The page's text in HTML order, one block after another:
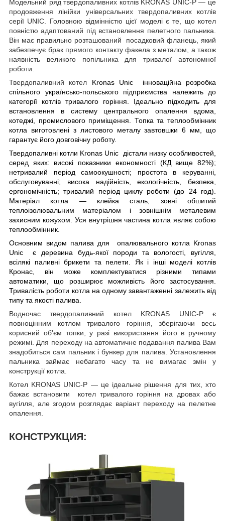
Модельний ряд твердопаливних котлів KRONAS UNIC-P — це
продовження лінійки універсальних твердопаливних котлів
серії UNIC. Головною відмінністю цієї моделі є те, що котел
повністю адаптований під встановлення пелетного пальника.
Він має правильно розташований посадковий фланець, який
забезпечує брак прямого контакту факела з металом, а також
наявність великого попільника для тривалої автономної
роботи.
Твердопаливний котел Kronas Unic
інноваційна розробка
спільного українсько-польського підприємства належить до
категорії котлів тривалого горіння. Ідеально підходить для
встановлення в систему центрального опалення вдома,
котеджі, промислового приміщення. Топка та теплообмінник
котла виготовлені з листового металу завтовшки 6 мм, що
гарантує його довговічну роботу.
Твердопаливні котли Kronas Unic дістали низку особливостей,
серед яких: високі показники економності (КД вище 82%);
нетривалий період самоокушності; простота в керуванні,
обслуговуванні; висока надійність, екологічність, безпека,
ергономічність; тривалий період циклу роботи (до 24 год).
Матеріал котла — клейка сталь, зовні обшитий
теплоізолювальним матеріалом і зовнішнім металевим
захисним кожухом. Уся внутрішня частина котла являє собою
теплообмінник.
Основним видом палива для опалювального котла Kronas
Unicє деревина будь-якої породи та вологості, вугілля,
всілякі паливні брикети та пелети. Як і інші моделі котлів
Кронас, він може комплектуватися різними типами
автоматики, що розширює можливість його застосування.
Тривалість роботи котла на одному завантаженні залежить від
типу та якості палива.
Водночас твердопаливний котел KRONAS UNIC-P є
повноцінним котлом тривалого горіння, зберігаючи весь
корисний об'єм топки, у разі використання його в ручному
режимі. Для переходу на автоматичне подавання палива Вам
знадобиться сам пальник і бункер для палива. Установлення
пальника займає небагато часу та не вимагає змін у
конструкції котла.
Котел KRONAS UNIC-P — це ідеальне рішення для тих, хто
бажає встановити котел тривалого горіння на дровах або
вугілля, але згодом розглядає варіант переходу на пелетне
опалення.
КОНСТРУКЦИЯ: